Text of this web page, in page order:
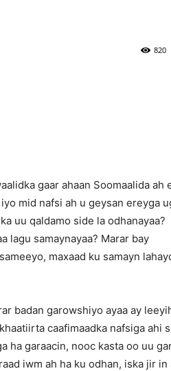
820
gaar ahaan Soomaalida ah
mid nafsi ah u geysan ereyga
uu qaldamo side la odhanayaa?
lagu samaynayaa? Marar bay
maxaad ku samayn
badan garowshiyo ayaa ay
caafimaadka nafsiga ahi
ha garaacin, nooc kasta oo uu
iwm ah ha ku odhan, iska jir in